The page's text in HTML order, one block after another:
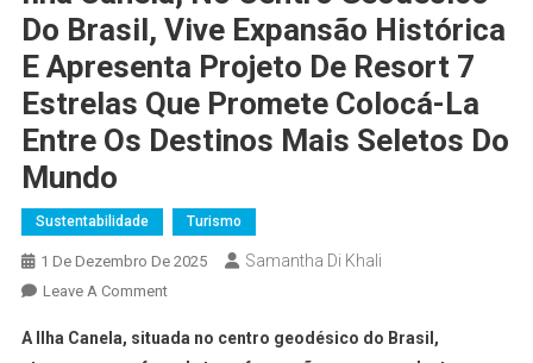
Do Brasil, Vive Expansão Histórica
E Apresenta Projeto De Resort 7
Estrelas Que Promete Colocá-La
Entre Os Destinos Mais Seletos Do
Mundo
Sustentabilidade Turismo
1 De Dezembro De 2025 Samantha Di Khali
Leave A Comment
A Ilha Canela, situada no centro geodésico do Brasil ,